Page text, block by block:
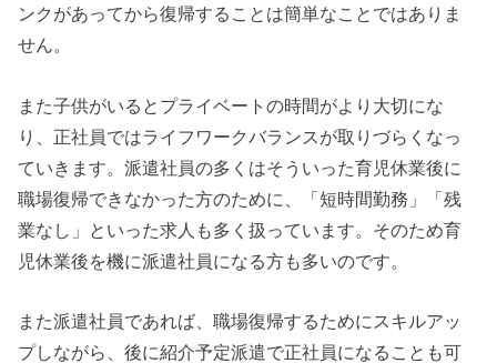
ンクがあってから復帰することは簡単なことではありま
せん。
また子供がいるとプライベートの時間がより大切にな
り、正社員ではライフワークバランスが取りづらくなっ
ていきます。派遣社員の多くはそういった育児休業後に
職場復帰できなかった方のために、「短時間勤務」「残
業なし」といった求人も多く扱っています。そのため育
児休業後を機に派遣社員になる方も多いのです。
また派遣社員であれば、職場復帰するためにスキルアッ
プしながら、後に紹介予定派遣で正社員になることも可